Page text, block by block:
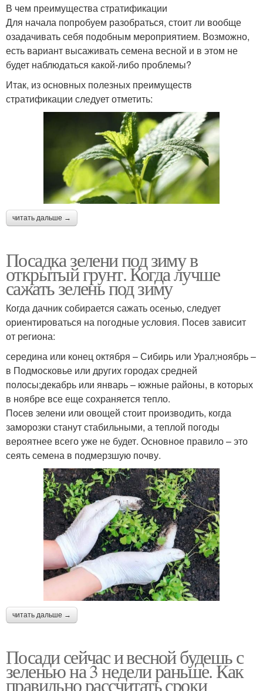
В чем преимущества стратификации
Для начала попробуем разобраться, стоит ли вообще
озадачивать себя подобным мероприятием. Возможно,
есть вариант высаживать семена весной и в этом не
будет наблюдаться какой-либо проблемы?
Итак, из основных полезных преимуществ
стратификации следует отметить:
читать дальше →
Посадка зелени под зиму в
открытый грунт. Когда лучше
сажать зелень под зиму
Когда дачник собирается сажать осенью, следует
ориентироваться на погодные условия. Посев зависит
от региона:
середина или конец октября – Сибирь или Урал;ноябрь –
в Подмосковье или других городах средней
полосы;декабрь или январь – южные районы, в которых
в ноябре все еще сохраняется тепло.
Посев зелени или овощей стоит производить, когда
заморозки станут стабильными, а теплой погоды
вероятнее всего уже не будет. Основное правило – это
сеять семена в подмерзшую почву.
читать дальше →
Посади сейчас и весной будешь с
зеленью на 3 недели раньше. Как
правильно рассчитать сроки